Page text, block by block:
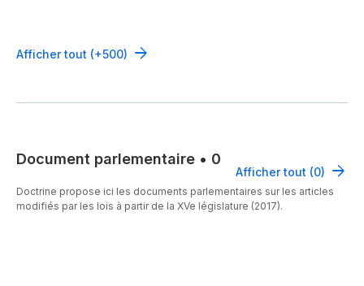
Afficher tout (+500)
Document parlementaire • 0
Afficher tout (0)
Doctrine propose ici les documents parlementaires sur les articles
modifiés par les lois à partir de la XVe législature (2017).